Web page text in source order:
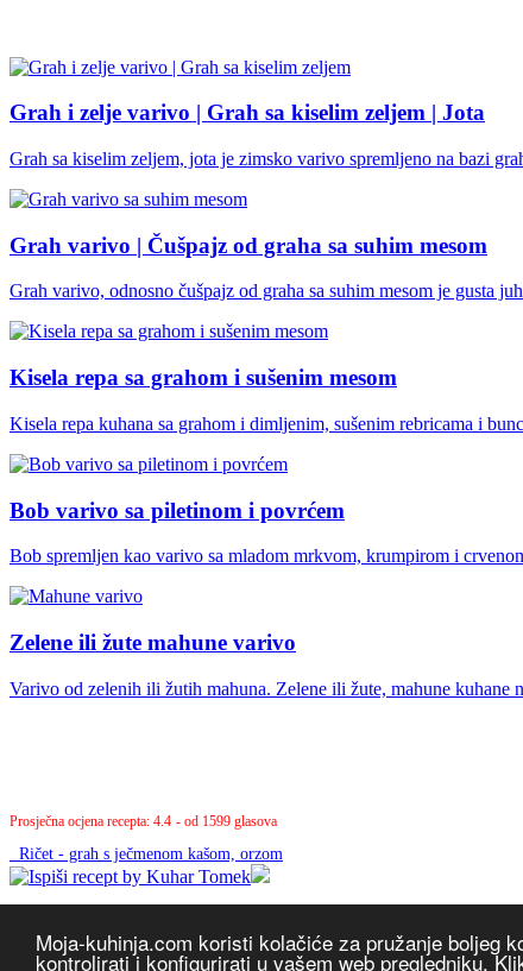
Moja-kuhinja.com koristi kolačiće za pružanje boljeg
kontrolirati i konfigurirati u vašem web pregledniku.
Grah i zelje varivo | Grah sa kiselim zeljem | Jota
Grah sa kiselim zeljem, jota je zimsko varivo spremljeno na bazi
Grah varivo | Čušpajz od graha sa suhim mesom
Grah varivo, odnosno čušpajz od graha sa suhim mesom je gusta
Kisela repa sa grahom i sušenim mesom
Kisela repa kuhana sa grahom i dimljenim, sušenim rebricama i
Bob varivo sa piletinom i povrćem
Bob spremljen kao varivo sa mladom mrkvom, krumpirom i
Zelene ili žute mahune varivo
Varivo od zelenih ili žutih mahuna. Zelene ili žute, mahune
Prosječna ocjena recepta: 4.4 - od 1599 glasova
Ričet - grah s ječmenom kašom, orzom